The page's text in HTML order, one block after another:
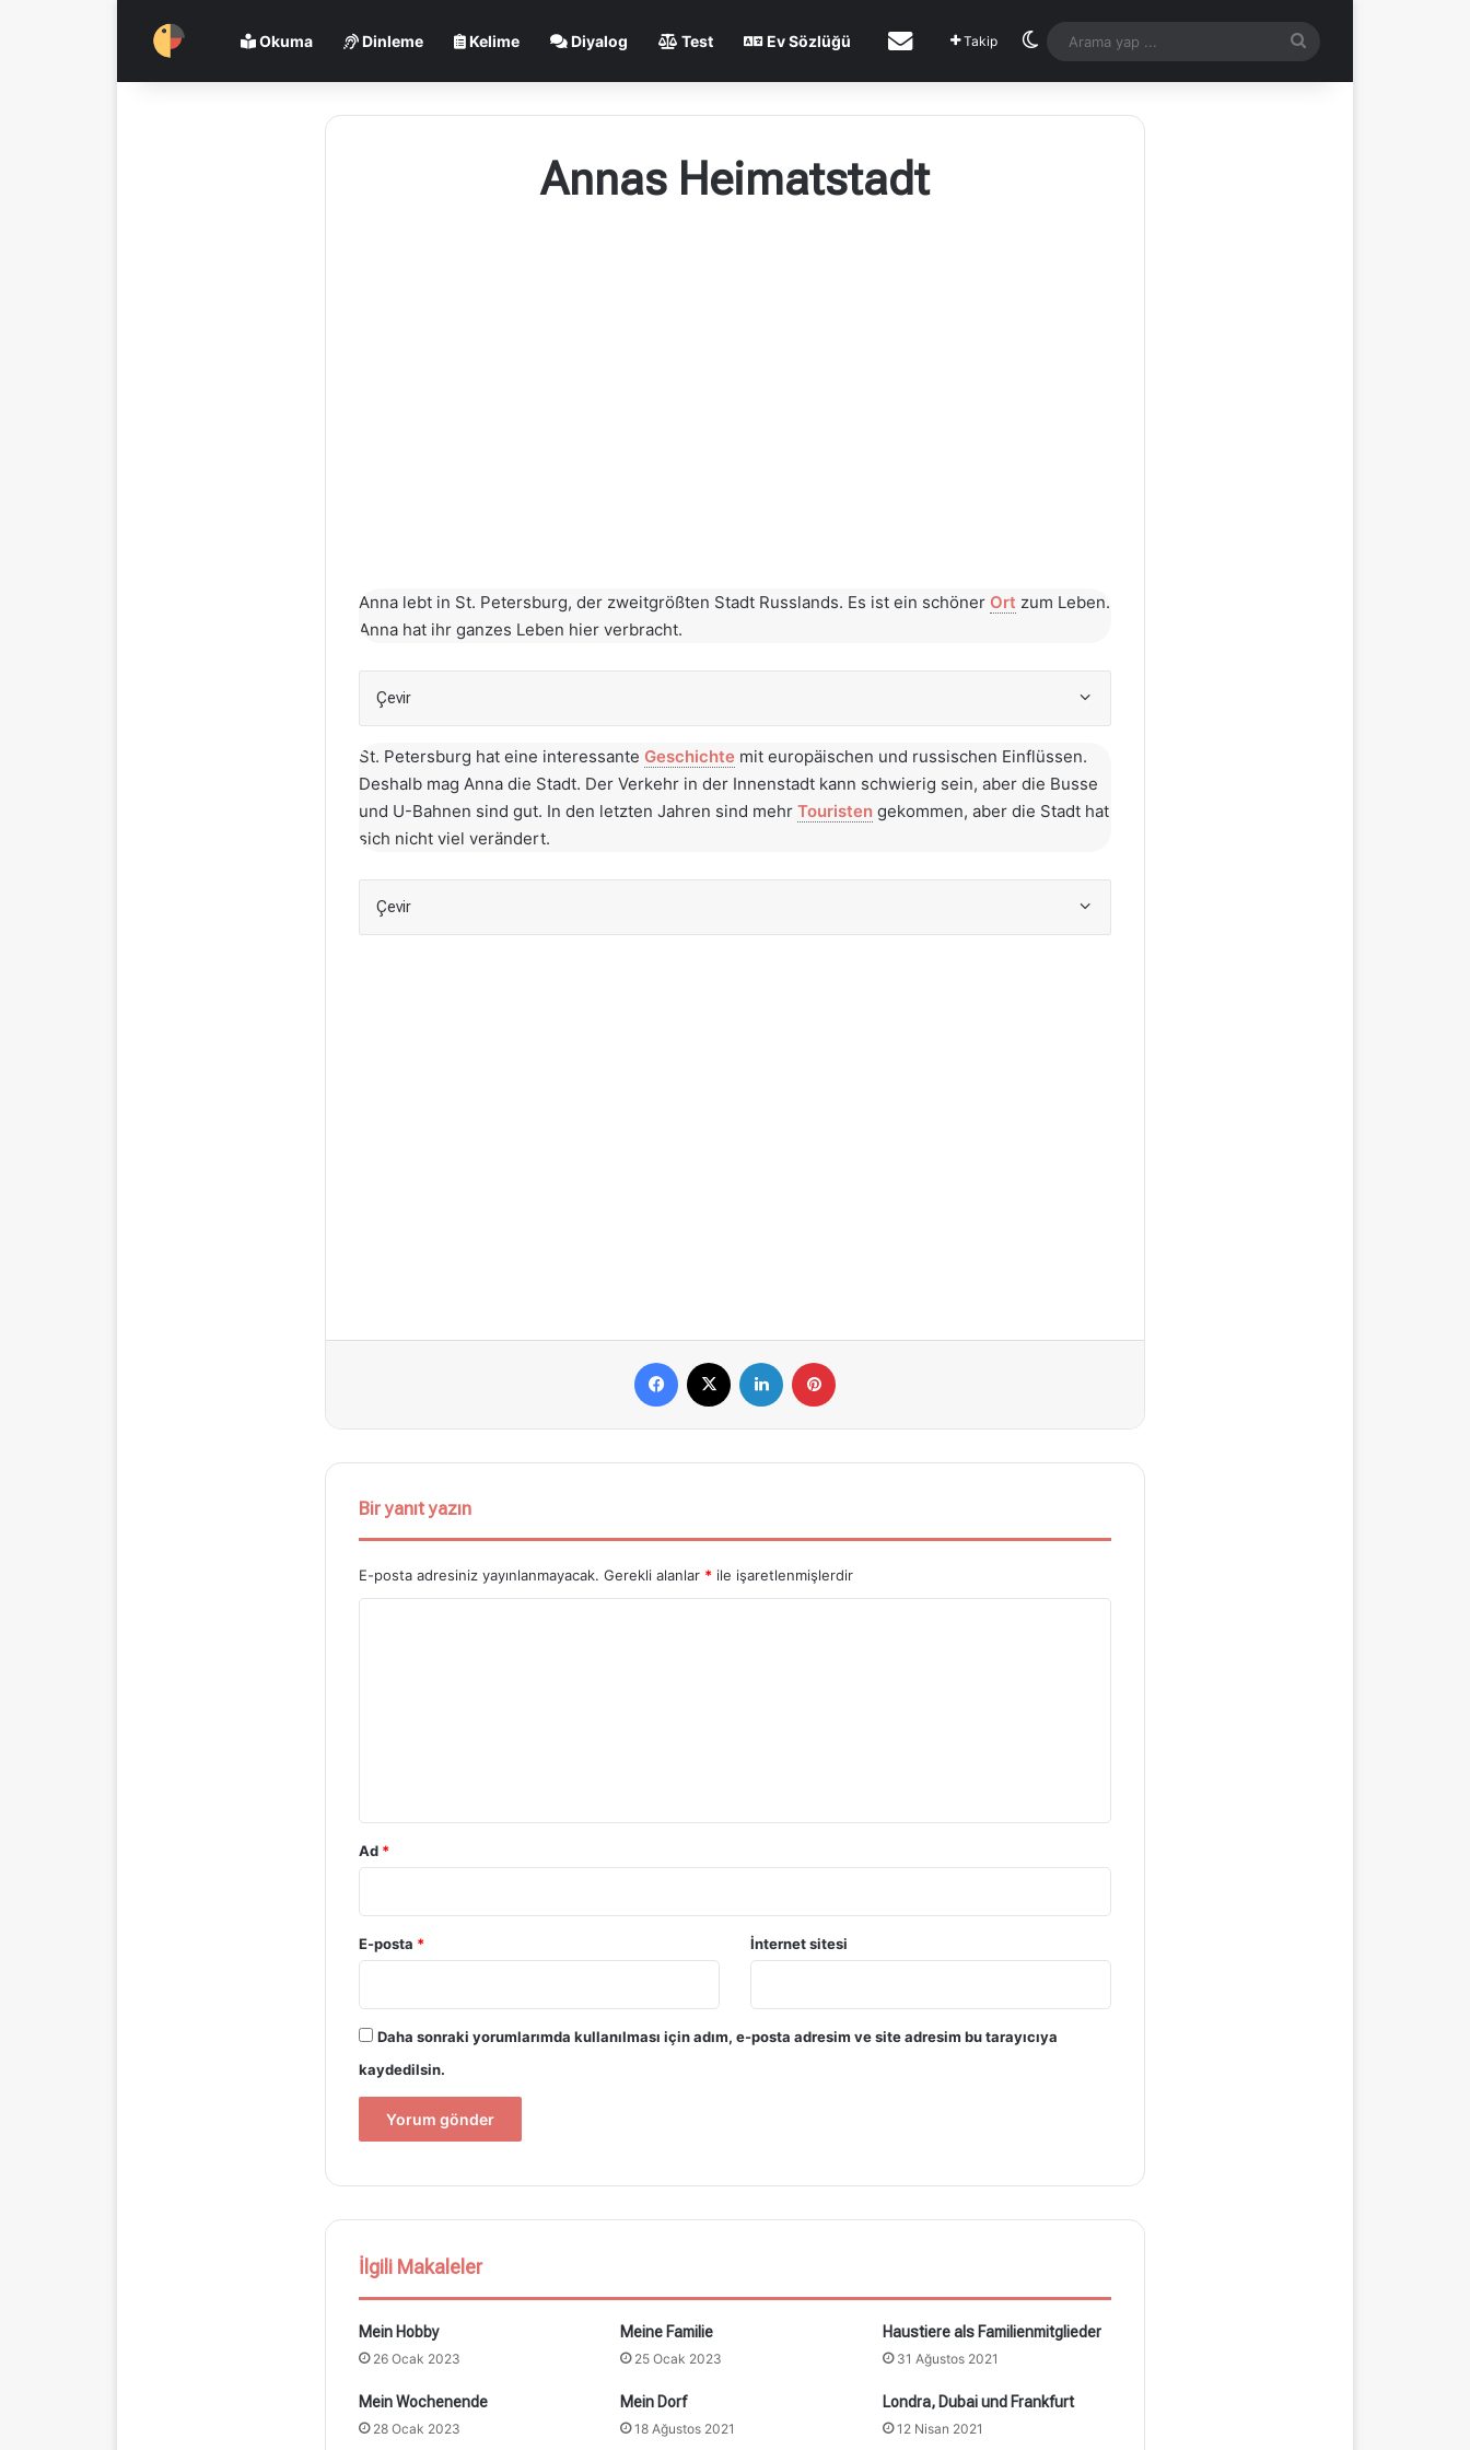
Okuma Dinleme Kelime Diyalog Test Ev Sözlüğü İletişimTakip Dış görünümü değiştir
yap
Annas Heimatstadt
Anna lebt in St. Petersburg, der zweitgrößten Stadt Russlands. Es ist ein schöner Ort zum Leben.
Anna hat ihr ganzes Leben hier verbracht.
Çevir
St. Petersburg hat eine interessante Geschichte mit europäischen und russischen Einflüssen.
Deshalb mag Anna die Stadt. Der Verkehr in der Innenstadt kann schwierig sein, aber die Busse
und U-Bahnen sind gut. In den letzten Jahren sind mehr Touristen gekommen, aber die Stadt hat
sich nicht viel verändert.
Çevir
Facebook LinkedIn
Bir yanıt yazın
E-posta adresiniz yayınlanmayacak. Gerekli alanlar * ile işaretlenmişlerdir
Ad *
E-posta * İnternet sitesi
Daha sonraki yorumlarımda kullanılması için adım, e-posta adresim ve site adresim bu tarayıcıya
kaydedilsin.
İlgili Makaleler
Mein Hobby
26 Ocak 2023
Meine Familie
25 Ocak 2023
Haustiere als Familienmitglieder
31 Ağustos 2021
Mein Wochenende
28 Ocak 2023
Mein Dorf
18 Ağustos 2021
Londra, Dubai und Frankfurt
12 Nisan 2021